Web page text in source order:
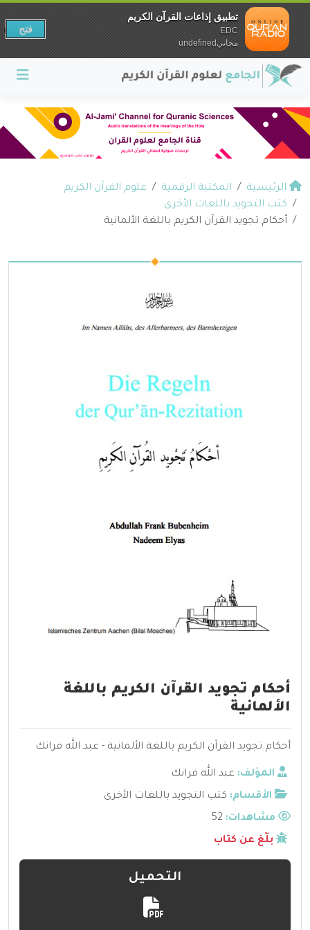
الرئيسية المكتبة الرقمية
علوم القرآن الكريم
كتب التجويد باللغات الأخرى
أحكام تجويد القرآن الكريم باللغة الألمانية
أحكام تجويد القرآن الكريم باللغة
الألمانية
أحكام تجويد القرآن الكريم باللغة الألمانية - عبد الله فرانك
المؤلف: عبد الله فرانك
الأقسام: كتب التجويد باللغات الأخرى
مشاهدات:
بلّغ عن كتاب
التحميل
تطبيق إذاعات القرآن الكريم
EDC
مجانيundefined
فتح